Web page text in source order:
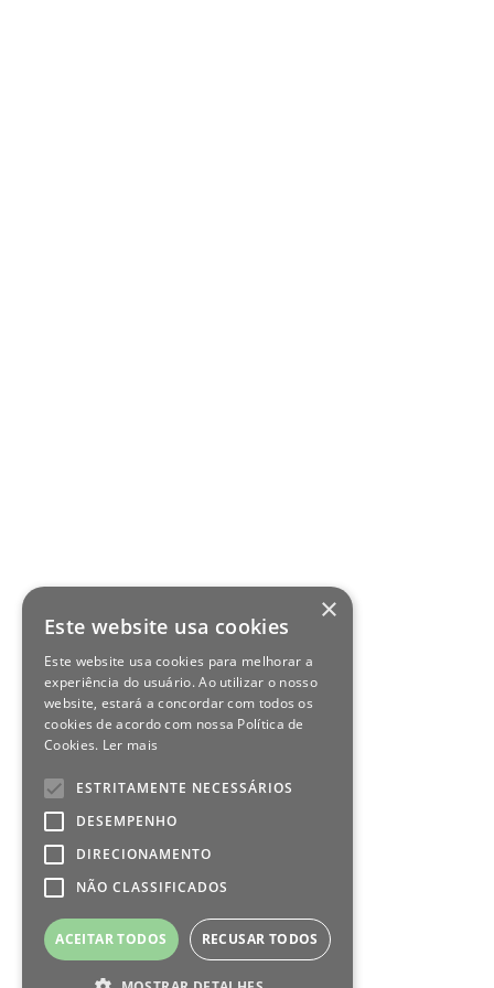
×
Este website usa cookies
Este website usa cookies para melhorar a
experiência do usuário. Ao utilizar o nosso
website, estará a concordar com todos os
cookies de acordo com nossa Política de
Cookies. Ler mais
ESTRITAMENTE NECESSÁRIOS
DESEMPENHO
DIRECIONAMENTO
NÃO CLASSIFICADOS
ACEITAR TODOS RECUSAR TODOS